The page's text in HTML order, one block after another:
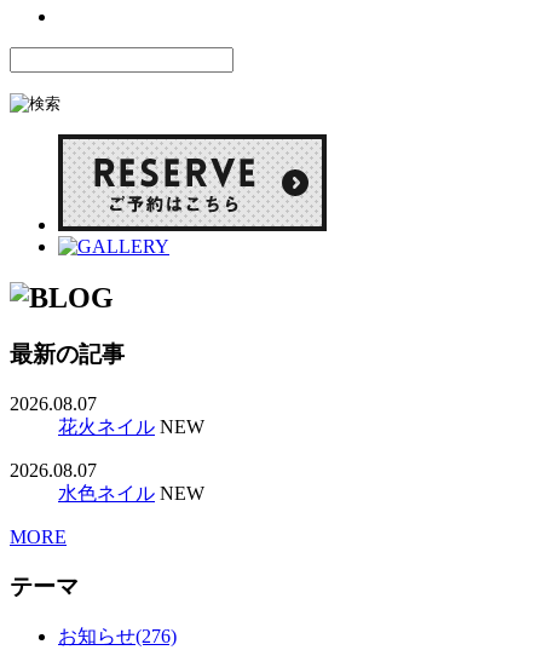
最新の記事
2026.08.07
花火ネイル NEW
2026.08.07
水色ネイル NEW
MORE
テーマ
お知らせ(276)